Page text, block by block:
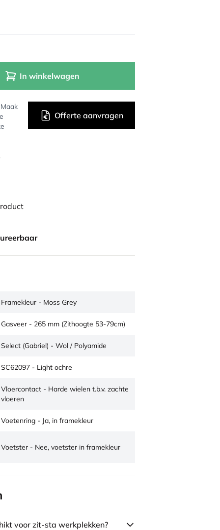
In winkelwagen
Offerte aanvragen
Framekleur - Moss Grey
Gasveer - 265 mm (Zithoogte 53-79cm)
Select (Gabriel) - Wol / Polyamide
SC62097 - Light ochre
Vloercontact - Harde wielen t.b.v. zachte
vloeren
Voetenring - Ja, in framekleur
Voetster - Nee, voetster in framekleur
voor zit-sta werkplekken?